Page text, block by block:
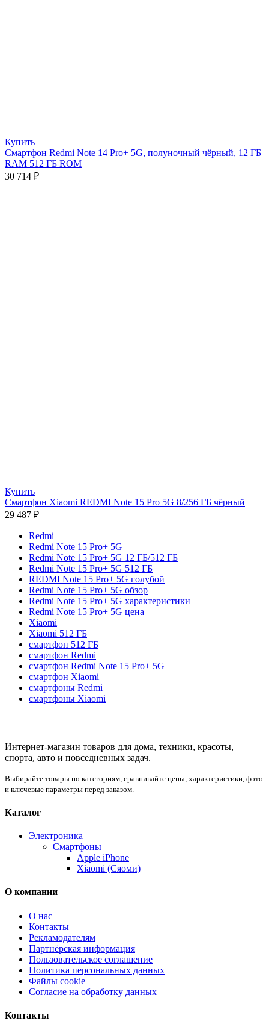
Купить
Смартфон Redmi Note 14 Pro+ 5G, полуночный чёрный, 12 ГБ
RAM 512 ГБ ROM
30 714 ₽
Купить
Смартфон Xiaomi REDMI Note 15 Pro 5G 8/256 ГБ чёрный
29 487 ₽
Redmi
Redmi Note 15 Pro+ 5G
Redmi Note 15 Pro+ 5G 12 ГБ/512 ГБ
Redmi Note 15 Pro+ 5G 512 ГБ
REDMI Note 15 Pro+ 5G голубой
Redmi Note 15 Pro+ 5G обзор
Redmi Note 15 Pro+ 5G характеристики
Redmi Note 15 Pro+ 5G цена
Xiaomi
Xiaomi 512 ГБ
смартфон 512 ГБ
смартфон Redmi
смартфон Redmi Note 15 Pro+ 5G
смартфон Xiaomi
смартфоны Redmi
смартфоны Xiaomi
Интернет-магазин товаров для дома, техники, красоты,
спорта, авто и повседневных задач.
Выбирайте товары по категориям, сравнивайте цены, характеристики, фото
и ключевые параметры перед заказом.
Каталог
Электроника
Смартфоны
Apple iPhone
Xiaomi (Сяоми)
О компании
О нас
Контакты
Рекламодателям
Партнёрская информация
Пользовательское соглашение
Политика персональных данных
Файлы cookie
Согласие на обработку данных
Контакты